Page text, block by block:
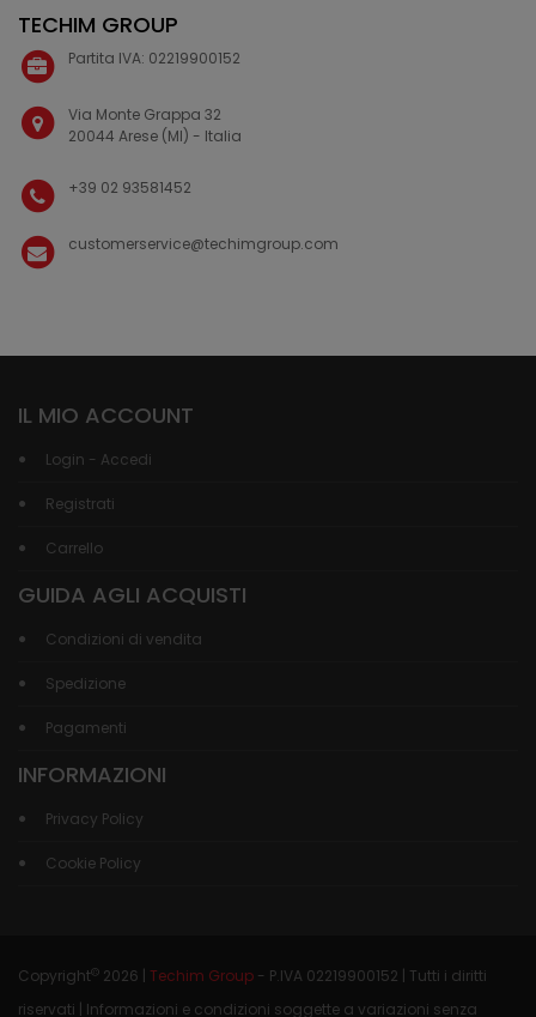
TECHIM GROUP
Partita IVA: 02219900152
Via Monte Grappa 32
20044 Arese (MI) - Italia
+39 02 93581452
customerservice@techimgroup.com
IL MIO ACCOUNT
Login - Accedi
Registrati
Carrello
GUIDA AGLI ACQUISTI
Condizioni di vendita
Spedizione
Pagamenti
INFORMAZIONI
Privacy Policy
Cookie Policy
Copyright© 2026 | Techim Group - P.IVA 02219900152 | Tutti i diritti
riservati | Informazioni e condizioni soggette a variazioni senza